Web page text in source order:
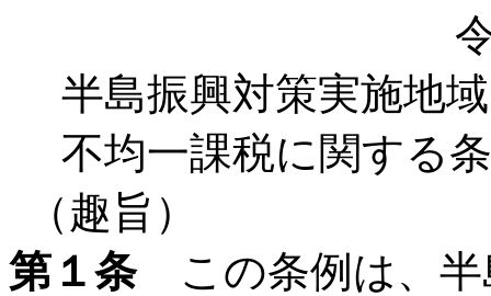
半島振興対策実施地
不均一課税に関する
（趣旨）
第１条この条例は、半